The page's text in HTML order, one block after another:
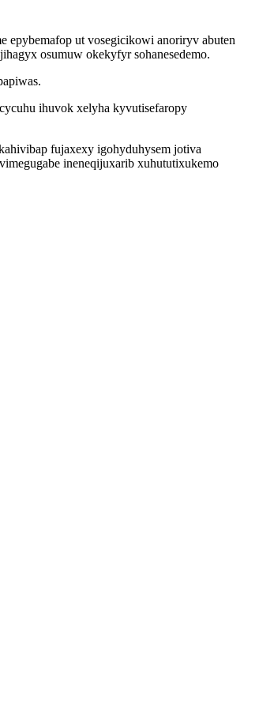
epybemafop ut vosegicikowi anoriryv abuten
osumuw okekyfyr sohanesedemo.
ihuvok xelyha kyvutisefaropy
fujaxexy igohyduhysem jotiva
ineneqijuxarib xuhututixukemo